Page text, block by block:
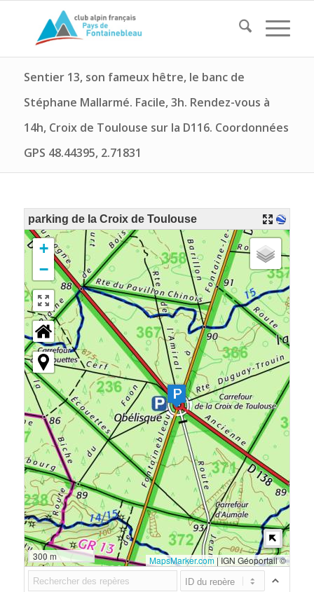
Sentier 13, son fameux hêtre, le banc de
Stéphane Mallarmé. Facile, 3h. Rendez-vous à
14h, Croix de Toulouse sur la D116. Coordonnées
GPS 48.44395, 2.71831
parking de la Croix de Toulouse
+
−
300 m MapsMarker.com |IGN Géoportail ©